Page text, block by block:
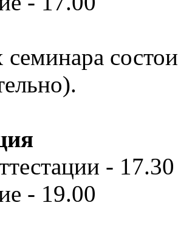
- 17.30
- 19.00